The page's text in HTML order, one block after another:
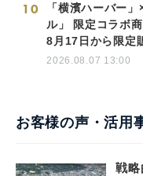
10
「横濱ハーバー
ル」 限定コラボ
8月17日から限定
2026.08.07 13:00
お客様の声・活用
戦略